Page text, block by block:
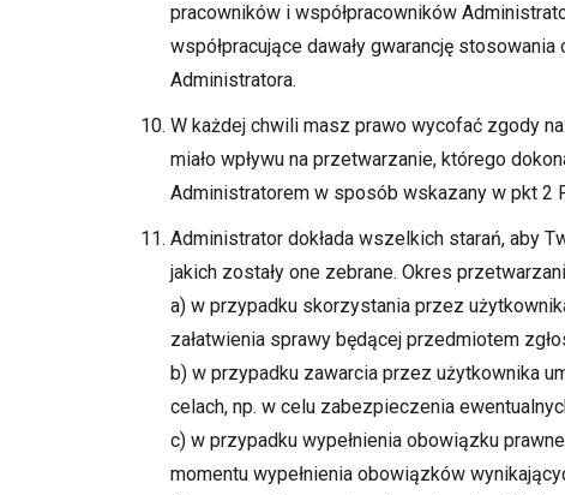
pracowników i współpracowników
współpracujące dawały gwarancję
Administratora.
W każdej chwili masz prawo wycofać zgody
miało wpływu na przetwarzanie, którego
Administratorem w sposób wskazany w pkt 2
Administrator dokłada wszelkich starań, aby
jakich zostały one zebrane. Okres
a) w przypadku skorzystania przez
załatwienia sprawy będącej przedmiotem
b) w przypadku zawarcia przez użytkownika
celach, np. w celu zabezpieczenia
c) w przypadku wypełnienia obowiązku
momentu wypełnienia obowiązków